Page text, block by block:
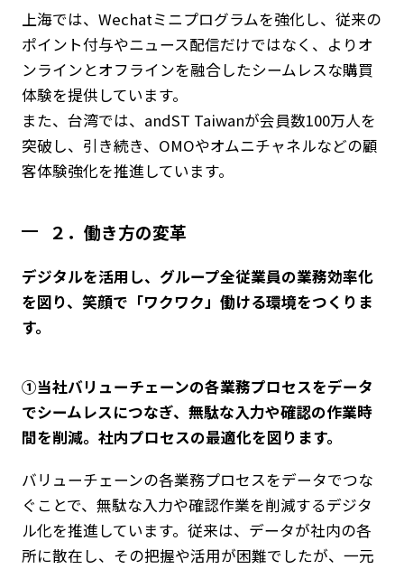
ニュース
企業情報
グループ企業
採用情報
Play fashion!
上海では、Wechatミニプログラムを強化し、従来の
ポイント付与やニュース配信だけではなく、よりオ
ンラインとオフラインを融合したシームレスな購買
体験を提供しています。
また、台湾では、andST Taiwanが会員数100万人を
突破し、引き続き、OMOやオムニチャネルなどの顧
客体験強化を推進しています。
２．働き方の変革
デジタルを活用し、グループ全従業員の業務効率化
を図り、笑顔で「ワクワク」働ける環境をつくりま
す。
①当社バリューチェーンの各業務プロセスをデータ
でシームレスにつなぎ、無駄な入力や確認の作業時
間を削減。社内プロセスの最適化を図ります。
バリューチェーンの各業務プロセスをデータでつな
ぐことで、無駄な入力や確認作業を削減するデジタ
ル化を推進しています。従来は、データが社内の各
所に散在し、その把握や活用が困難でしたが、一元